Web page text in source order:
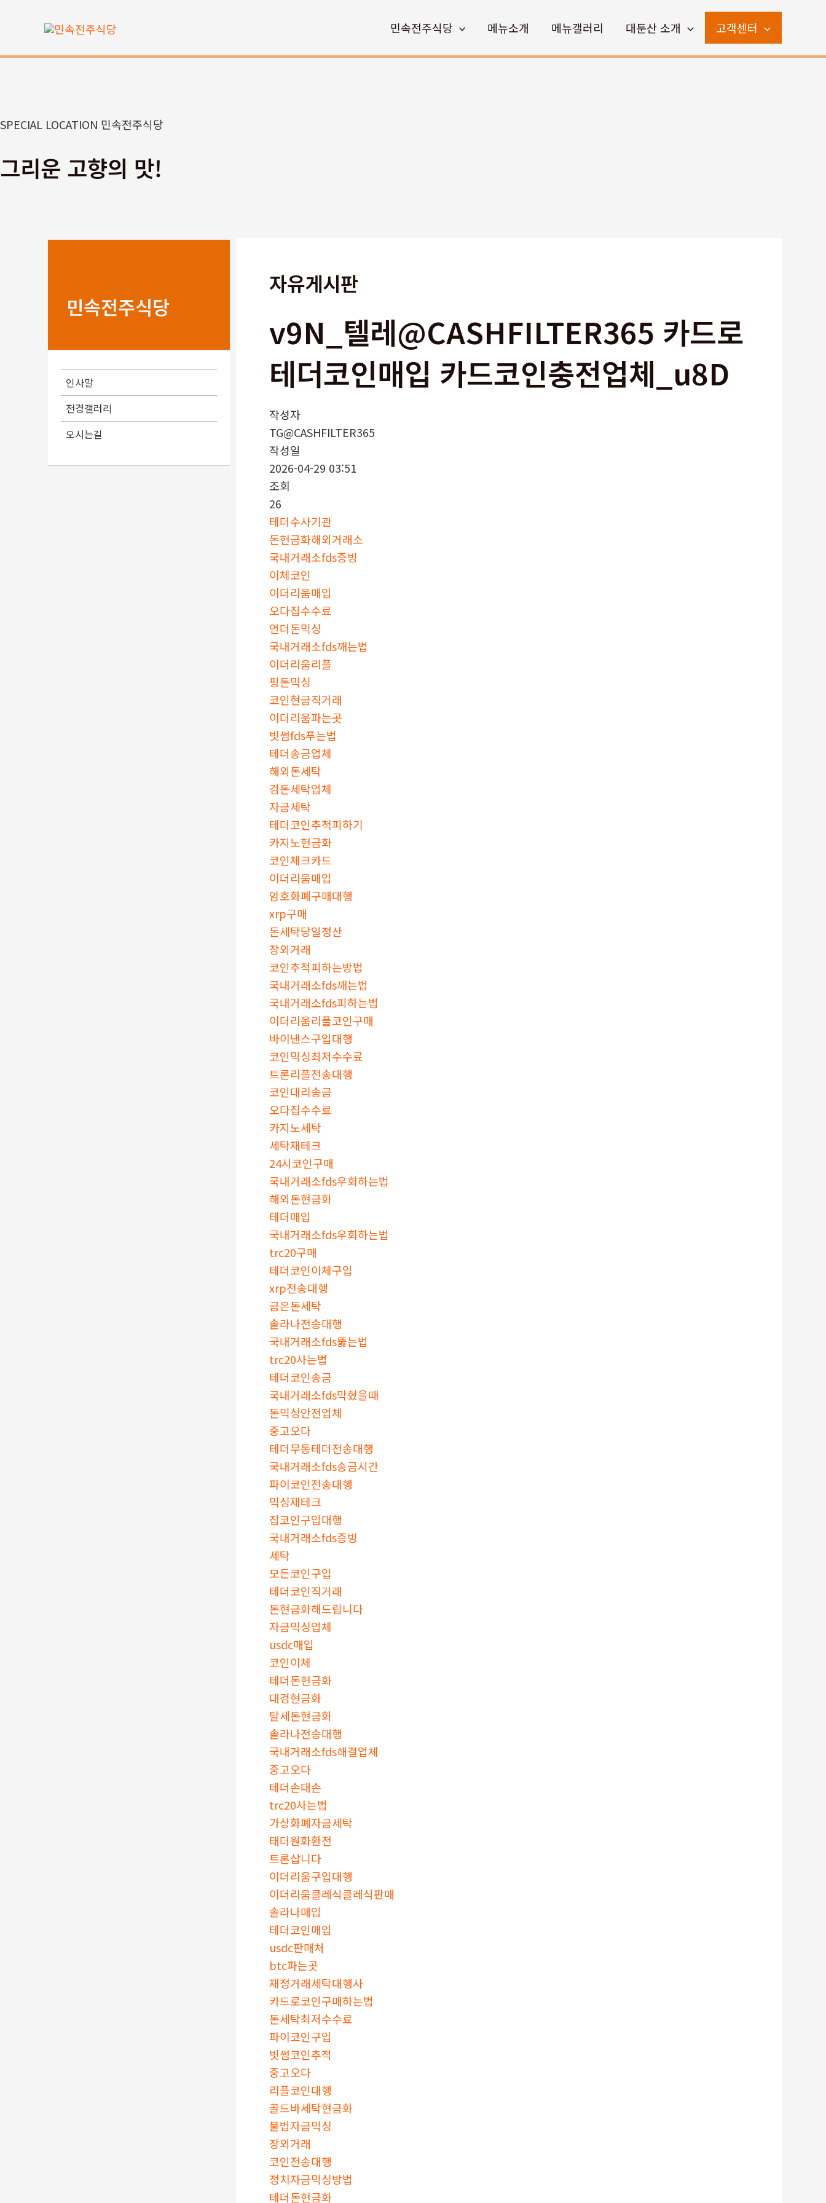
로
기
민속전주식당 메뉴소개 메뉴갤러리 대둔산 소개 고객센터
SPECIAL LOCATION 민속전주식당
그리운 고향의 맛!
민속전주식당
인사말
전경갤러리
오시는길
자유게시판
v9N_텔레@CASHFILTER365 카드로
테더코인매입 카드코인충전업체_u8D
작성자
TG@CASHFILTER365
작성일
2026-04-29 03:51
조회
26
테더수사기관
돈현금화해외거래소
국내거래소fds증빙
이체코인
이더리움매입
오다집수수료
언더돈믹싱
국내거래소fds깨는법
이더리움리플
핑돈믹싱
코인현금직거래
이더리움파는곳
빗썸fds푸는법
테더송금업체
해외돈세탁
검돈세탁업체
자금세탁
테더코인추척피하기
카지노현금화
코인체크카드
이더리움매입
암호화폐구매대행
xrp구매
돈세탁당일정산
장외거래
코인추적피하는방법
국내거래소fds깨는법
국내거래소fds피하는법
이더리움리플코인구매
바이낸스구입대행
코인믹싱최저수수료
트론리플전송대행
코인대리송금
오다집수수료
카지노세탁
세탁재테크
24시코인구매
국내거래소fds우회하는법
해외돈현금화
테더매입
국내거래소fds우회하는법
trc20구매
테더코인이체구입
xrp전송대행
금은돈세탁
솔라나전송대행
국내거래소fds뚫는법
trc20사는법
테더코인송금
국내거래소fds막혔을때
돈믹싱안전업체
중고오다
테더무통테더전송대행
국내거래소fds송금시간
파이코인전송대행
믹싱재테크
잡코인구입대행
국내거래소fds증빙
세탁
모든코인구입
테더코인직거래
돈현금화해드립니다
자금믹싱업체
usdc매입
코인이체
테더돈현금화
대검현금화
탈세돈현금화
솔라나전송대행
국내거래소fds해결업체
중고오다
테더손대손
trc20사는법
가상화폐자금세탁
태더원화환전
트론삽니다
이더리움구입대행
이더리움클레식클레식판매
솔라나매입
테더코인매입
usdc판매처
btc파는곳
재정거래세탁대행사
카드로코인구매하는법
돈세탁최저수수료
파이코인구입
빗썸코인추적
중고오다
리플코인대행
골드바세탁현금화
불법자금믹싱
장외거래
코인전송대행
정치자금믹싱방법
테더돈현금화